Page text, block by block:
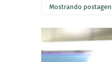
Mostrando